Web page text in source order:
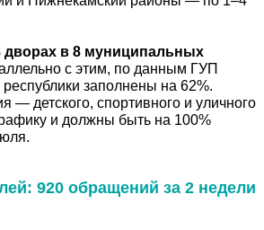
дворах в 8 муниципальных
с этим, по данным ГУП
заполнены на 62%.
— детского, спортивного и уличного
и должны быть на 100%
920 обращений за 2 недели